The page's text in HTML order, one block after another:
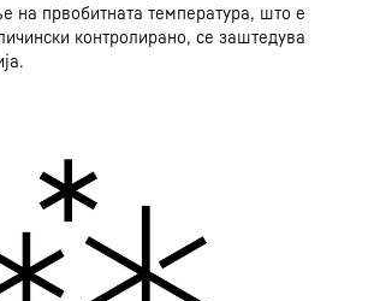
на првобитната температура, што е
контролирано, се заштедува